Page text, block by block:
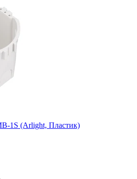
1S (Arlight, Пластик)